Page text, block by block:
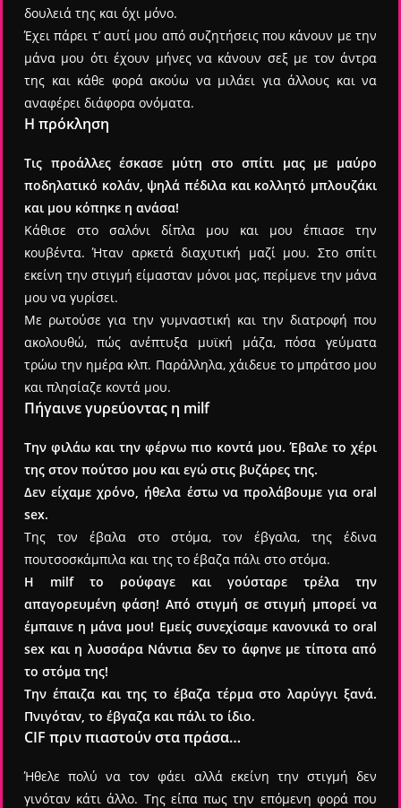
δουλειά της και όχι μόνο.
Έχει πάρει τ’ αυτί μου από συζητήσεις που κάνουν με την
μάνα μου ότι έχουν μήνες να κάνουν σεξ με τον άντρα
της και κάθε φορά ακούω να μιλάει για άλλους και να
αναφέρει διάφορα ονόματα.
Η πρόκληση
Τις προάλλες έσκασε μύτη στο σπίτι μας με μαύρο
ποδηλατικό κολάν, ψηλά πέδιλα και κολλητό μπλουζάκι
και μου κόπηκε η ανάσα!
Κάθισε στο σαλόνι δίπλα μου και μου έπιασε την
κουβέντα. Ήταν αρκετά διαχυτική μαζί μου. Στο σπίτι
εκείνη την στιγμή είμασταν μόνοι μας, περίμενε την μάνα
μου να γυρίσει.
Με ρωτούσε για την γυμναστική και την διατροφή που
ακολουθώ, πώς ανέπτυξα μυϊκή μάζα, πόσα γεύματα
τρώω την ημέρα κλπ. Παράλληλα, χάιδευε το μπράτσο μου
και πλησίαζε κοντά μου.
Πήγαινε γυρεύοντας η milf
Την φιλάω και την φέρνω πιο κοντά μου. Έβαλε το χέρι
της στον πούτσο μου και εγώ στις βυζάρες της.
Δεν είχαμε χρόνο, ήθελα έστω να προλάβουμε για oral
sex.
Της τον έβαλα στο στόμα, τον έβγαλα, της έδινα
πουτσοσκάμπιλα και της το έβαζα πάλι στο στόμα.
Η milf το ρούφαγε και γούσταρε τρέλα την
απαγορευμένη φάση! Από στιγμή σε στιγμή μπορεί να
έμπαινε η μάνα μου! Εμείς συνεχίσαμε κανονικά το oral
sex και η λυσσάρα Νάντια δεν το άφηνε με τίποτα από
το στόμα της!
Την έπαιζα και της το έβαζα τέρμα στο λαρύγγι ξανά.
Πνιγόταν, το έβγαζα και πάλι το ίδιο.
CIF πριν πιαστούν στα πράσα…
Ήθελε πολύ να τον φάει αλλά εκείνη την στιγμή δεν
γινόταν κάτι άλλο. Της είπα πως την επόμενη φορά που